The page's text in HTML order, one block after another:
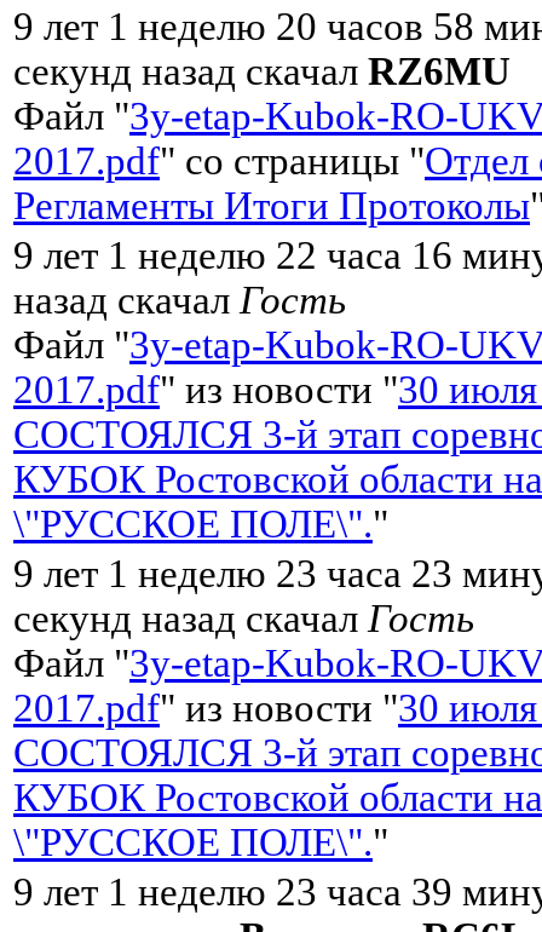
9 лет 1 неделю 20 часов 58
секунд назад скачал RZ6MU
Файл "3y-etap-Kubok-RO-
2017.pdf" со страницы "Отдел
Регламенты Итоги Протоколы
9 лет 1 неделю 22 часа 16
назад скачал Гость
Файл "3y-etap-Kubok-RO-
2017.pdf" из новости "30 июля
СОСТОЯЛСЯ 3-й этап
КУБОК Ростовской области
\"РУССКОЕ ПОЛЕ\"."
9 лет 1 неделю 23 часа 23
секунд назад скачал Гость
Файл "3y-etap-Kubok-RO-
2017.pdf" из новости "30 июля
СОСТОЯЛСЯ 3-й этап
КУБОК Ростовской области
\"РУССКОЕ ПОЛЕ\"."
9 лет 1 неделю 23 часа 39